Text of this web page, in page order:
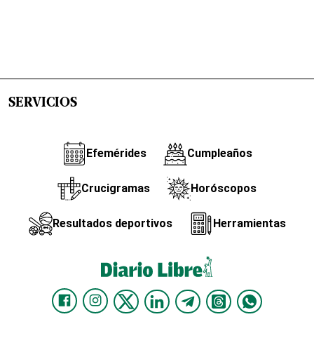
SERVICIOS
Efemérides Cumpleaños
Crucigramas Horóscopos
Resultados deportivos Herramientas